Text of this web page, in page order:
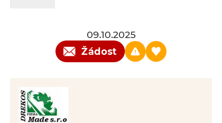
09.10.2025
Žádost